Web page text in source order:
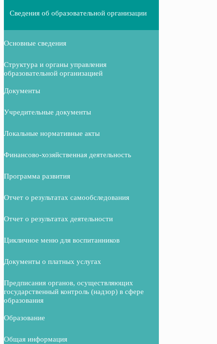
Сведения об образовательной организации
Основные сведения
Структура и органы управления
образовательной организацией
Документы
Учредительные документы
Локальные нормативные акты
Финансово-хозяйственная деятельность
Программа развития
Отчет о результатах самообследования
Отчет о результатах деятельности
Цикличное меню для воспитанников
Документы о платных услугах
Предписания органов, осуществляющих
государственный контроль (надзор) в сфере
образования
Образование
Общая информация